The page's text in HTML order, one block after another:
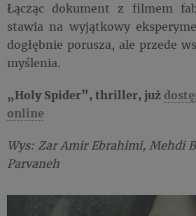
Łącząc dokument z filmem
stawia na wyjątkowy
dogłębnie porusza, ale przede
myślenia.
„Holy Spider”, thriller, już
online
Wys: Zar Amir Ebrahimi, Mehdi
Parvaneh